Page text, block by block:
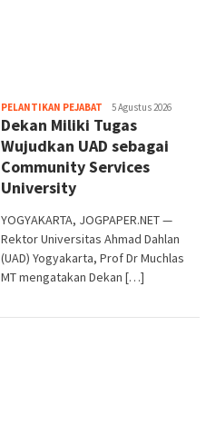
PELANTIKAN PEJABAT Heri
Purwata
5 Agustus 2026
Dekan Miliki Tugas
Wujudkan UAD sebagai
Community Services
University
YOGYAKARTA, JOGPAPER.NET —
Rektor Universitas Ahmad Dahlan
(UAD) Yogyakarta, Prof Dr Muchlas
MT mengatakan Dekan […]